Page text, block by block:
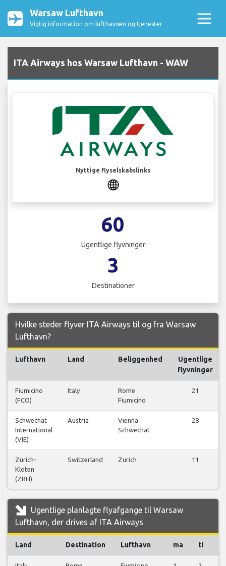
Warsaw Lufthavn
Vigtig information om lufthavnen og tjenester
ITA Airways hos Warsaw Lufthavn - WAW
Nyttige flyselskabslinks
60
Ugentlige flyvninger
3
Destinationer
Hvilke steder flyver ITA Airways til og fra Warsaw
Lufthavn?
Lufthavn Land Beliggenhed
Ugentlige
flyvninger
Fiumicino
(FCO)
Italy
Rome
Fiumicino
21
Schwechat
International
(VIE)
Austria
Vienna
Schwechat
28
Zürich-
Kloten
(ZRH)
Switzerland Zurich 11
Ugentlige planlagte flyafgange til Warsaw
Lufthavn, der drives af ITA Airways
Land Destination Lufthavn ma ti